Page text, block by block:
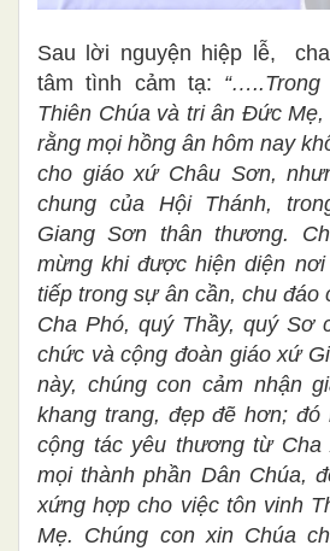
Sau lời nguyện hiệp lễ,
tâm tình cảm tạ:
Thiên Chúa và tri ân Đức
rằng mọi hồng ân hôm nay
cho giáo xứ Châu Sơn,
chung của Hội Thánh,
Giang Sơn thân thương.
mừng khi được hiện diện
tiếp trong sự ân cần, chu đáo
Cha Phó, quý Thầy, quý Sơ
chức và cộng đoàn giáo xứ
này, chúng con cảm nhận
khang trang, đẹp đẽ hơn;
cộng tác yêu thương từ
mọi thành phần Dân Chúa,
xứng hợp cho việc tôn vinh
Mẹ. Chúng con xin Chúa